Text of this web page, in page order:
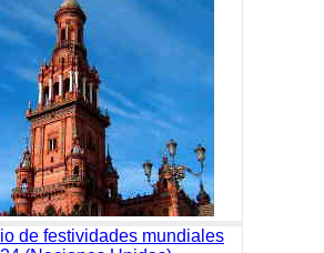
de festividades mundiales